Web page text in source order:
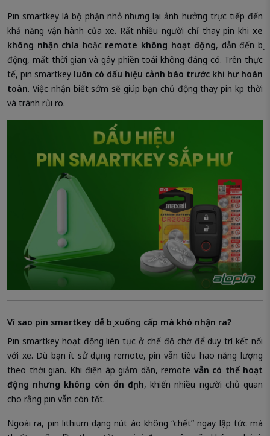
Pin smartkey là bộ phận nhỏ nhưng lại ảnh hưởng trực tiếp đến
khả năng vận hành của xe. Rất nhiều người chỉ thay pin khi xe
không nhận chìa hoặc remote không hoạt động, dẫn đến bị
động, mất thời gian và gây phiền toái không đáng có. Trên thực
tế, pin smartkey luôn có dấu hiệu cảnh báo trước khi hư hoàn
toàn. Việc nhận biết sớm sẽ giúp bạn chủ động thay pin kịp thời
và tránh rủi ro.
Vì sao pin smartkey dễ bị xuống cấp mà khó nhận ra?
Pin smartkey hoạt động liên tục ở chế độ chờ để duy trì kết nối
với xe. Dù bạn ít sử dụng remote, pin vẫn tiêu hao năng lượng
theo thời gian. Khi điện áp giảm dần, remote vẫn có thể hoạt
động nhưng không còn ổn định, khiến nhiều người chủ quan
cho rằng pin vẫn còn tốt.
Ngoài ra, pin lithium dạng nút áo không “chết” ngay lập tức mà